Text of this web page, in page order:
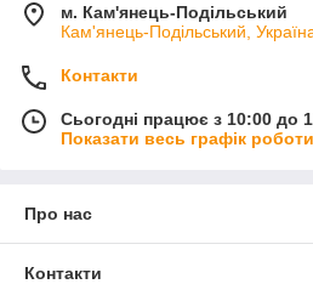
м. Кам'янець-Подільський
Кам'янець-Подільський,
Контакти
Сьогодні працює з 10:00 до
Показати весь графік роботи
Про нас
Контакти